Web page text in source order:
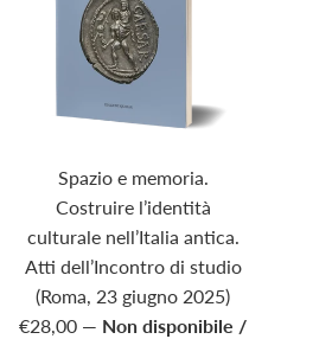
Spazio e memoria.
Costruire l’identità
culturale nell’Italia antica.
Atti dell’Incontro di studio
(Roma, 23 giugno 2025)
€28,00 — Non disponibile /